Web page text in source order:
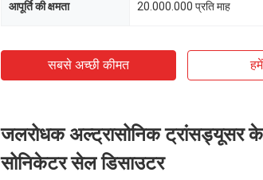
आपूर्ति की क्षमता 20.000.000 प्रति माह
सबसे अच्छी कीमत
जलरोधक अल्ट्रासोनिक ट्रांसड्यूसर
सोनिकेटर सेल डिसाउटर